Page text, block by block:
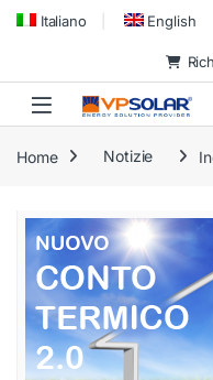
Skip to navigation
Skip to content
Italiano English
Home Notizie